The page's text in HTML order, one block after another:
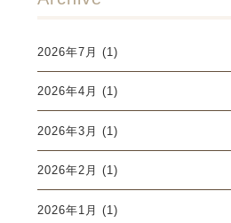
2026年7月 (1)
2026年4月 (1)
2026年3月 (1)
2026年2月 (1)
2026年1月 (1)